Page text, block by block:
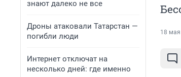
знают далеко не все
Дроны атаковали Татарстан —
погибли люди
Интернет отключат на
несколько дней: где именно
18 мая